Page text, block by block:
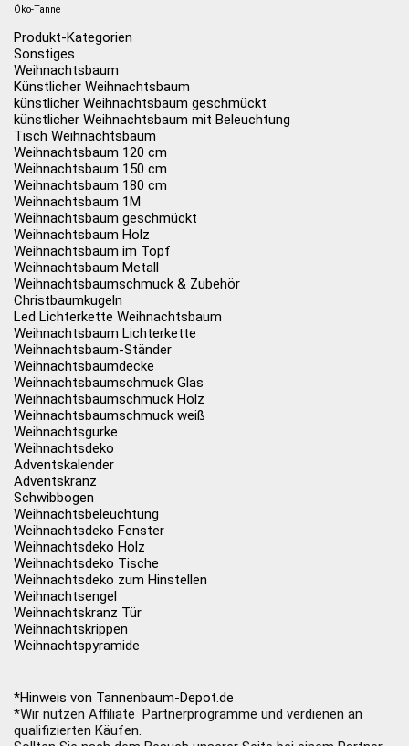
Öko-Tanne
Produkt-Kategorien
Sonstiges
Weihnachtsbaum
Künstlicher Weihnachtsbaum
künstlicher Weihnachtsbaum geschmückt
künstlicher Weihnachtsbaum mit Beleuchtung
Tisch Weihnachtsbaum
Weihnachtsbaum 120 cm
Weihnachtsbaum 150 cm
Weihnachtsbaum 180 cm
Weihnachtsbaum 1M
Weihnachtsbaum geschmückt
Weihnachtsbaum Holz
Weihnachtsbaum im Topf
Weihnachtsbaum Metall
Weihnachtsbaumschmuck & Zubehör
Christbaumkugeln
Led Lichterkette Weihnachtsbaum
Weihnachtsbaum Lichterkette
Weihnachtsbaum-Ständer
Weihnachtsbaumdecke
Weihnachtsbaumschmuck Glas
Weihnachtsbaumschmuck Holz
Weihnachtsbaumschmuck weiß
Weihnachtsgurke
Weihnachtsdeko
Adventskalender
Adventskranz
Schwibbogen
Weihnachtsbeleuchtung
Weihnachtsdeko Fenster
Weihnachtsdeko Holz
Weihnachtsdeko Tische
Weihnachtsdeko zum Hinstellen
Weihnachtsengel
Weihnachtskranz Tür
Weihnachtskrippen
Weihnachtspyramide
*Hinweis von Tannenbaum-Depot.de
*Wir nutzen Affiliate Partnerprogramme und verdienen an
qualifizierten Käufen.